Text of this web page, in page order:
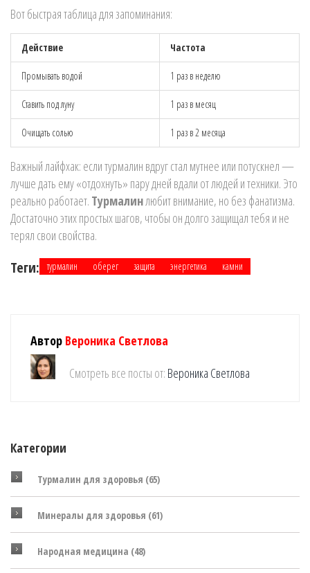
Вот быстрая таблица для запоминания:
Действие Частота
Промывать водой 1 раз в неделю
Ставить под луну 1 раз в месяц
Очищать солью 1 раз в 2 месяца
Важный лайфхак: если турмалин вдруг стал мутнее или потускнел —
лучше дать ему «отдохнуть» пару дней вдали от людей и техники. Это
реально работает. Турмалинлюбит внимание, но без фанатизма.
Достаточно этих простых шагов, чтобы он долго защищал тебя и не
терял свои свойства.
Теги: турмалин оберег защита энергетика камни
Автор Вероника Светлова
Смотреть все посты от: Вероника Светлова
Категории
Турмалин для здоровья (65)
Минералы для здоровья (61)
Народная медицина (48)